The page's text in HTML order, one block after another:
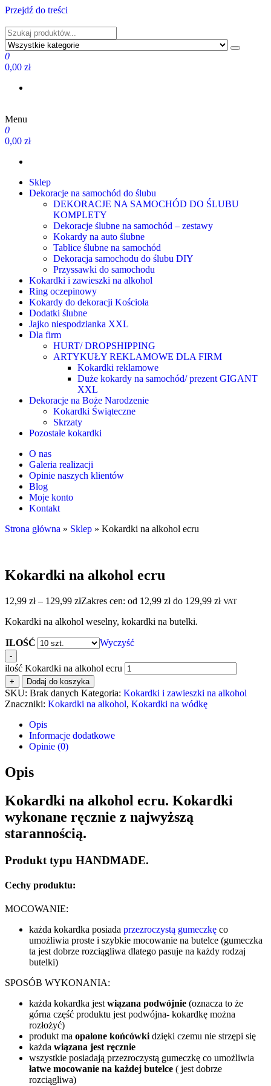
Przejdź do treści
PRODUCENT DEKORACJI ŚLUBNYCH I NIE TYLKO
0
0,00 zł
PRODUCENT DEKORACJI ŚLUBNYCH I NIE TYLKO
Menu
0
0,00 zł
Sklep
Dekoracje na samochód do ślubu
DEKORACJE NA SAMOCHÓD DO ŚLUBU
KOMPLETY
Dekoracje ślubne na samochód – zestawy
Kokardy na auto ślubne
Tablice ślubne na samochód
Dekoracja samochodu do ślubu DIY
Przyssawki do samochodu
Kokardki i zawieszki na alkohol
Ring oczepinowy
Kokardy do dekoracji Kościoła
Dodatki ślubne
Jajko niespodzianka XXL
Dla firm
HURT/ DROPSHIPPING
ARTYKUŁY REKLAMOWE DLA FIRM
Kokardki reklamowe
Duże kokardy na samochód/ prezent GIGANT
XXL
Dekoracje na Boże Narodzenie
Kokardki Świąteczne
Skrzaty
Pozostałe kokardki
O nas
Galeria realizacji
Opinie naszych klientów
Blog
Moje konto
Kontakt
Strona główna » Sklep » Kokardki na alkohol ecru
Kokardki na alkohol ecru
12,99 zł – 129,99 złZakres cen: od 12,99 zł do 129,99 zł VAT
Kokardki na alkohol weselny, kokardki na butelki.
ILOŚĆ Wyczyść
-
ilość Kokardki na alkohol ecru
+ Dodaj do koszyka
SKU: Brak danych Kategoria: Kokardki i zawieszki na alkohol
Znaczniki: Kokardki na alkohol, Kokardki na wódkę
Opis
Informacje dodatkowe
Opinie (0)
Opis
Kokardki na alkohol ecru. Kokardki
wykonane ręcznie z najwyższą
starannością.
Produkt typu HANDMADE.
Cechy produktu:
MOCOWANIE:
każda kokardka posiada przezroczystą gumeczkę co
umożliwia proste i szybkie mocowanie na butelce (gumeczka
ta jest dobrze rozciągliwa dlatego pasuje na każdy rodzaj
butelki)
SPOSÓB WYKONANIA:
każda kokardka jest wiązana podwójnie (oznacza to że
górna część produktu jest podwójna- kokardkę można
rozłożyć)
produkt ma opalone końcówki dzięki czemu nie strzępi się
każda wiązana jest ręcznie
wszystkie posiadają przezroczystą gumeczkę co umożliwia
łatwe mocowanie na każdej butelce ( jest dobrze
rozciągliwa)